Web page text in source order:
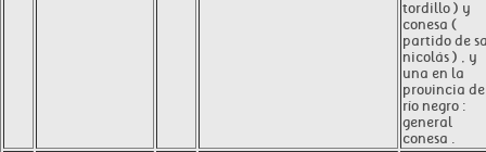
tordillo ) y
conesa (
partido de
nicolás ) , y
una en la
provincia de
río negro :
general
conesa .